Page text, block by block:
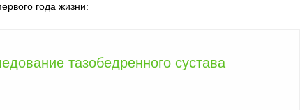
года жизни:
тазобедренного сустава